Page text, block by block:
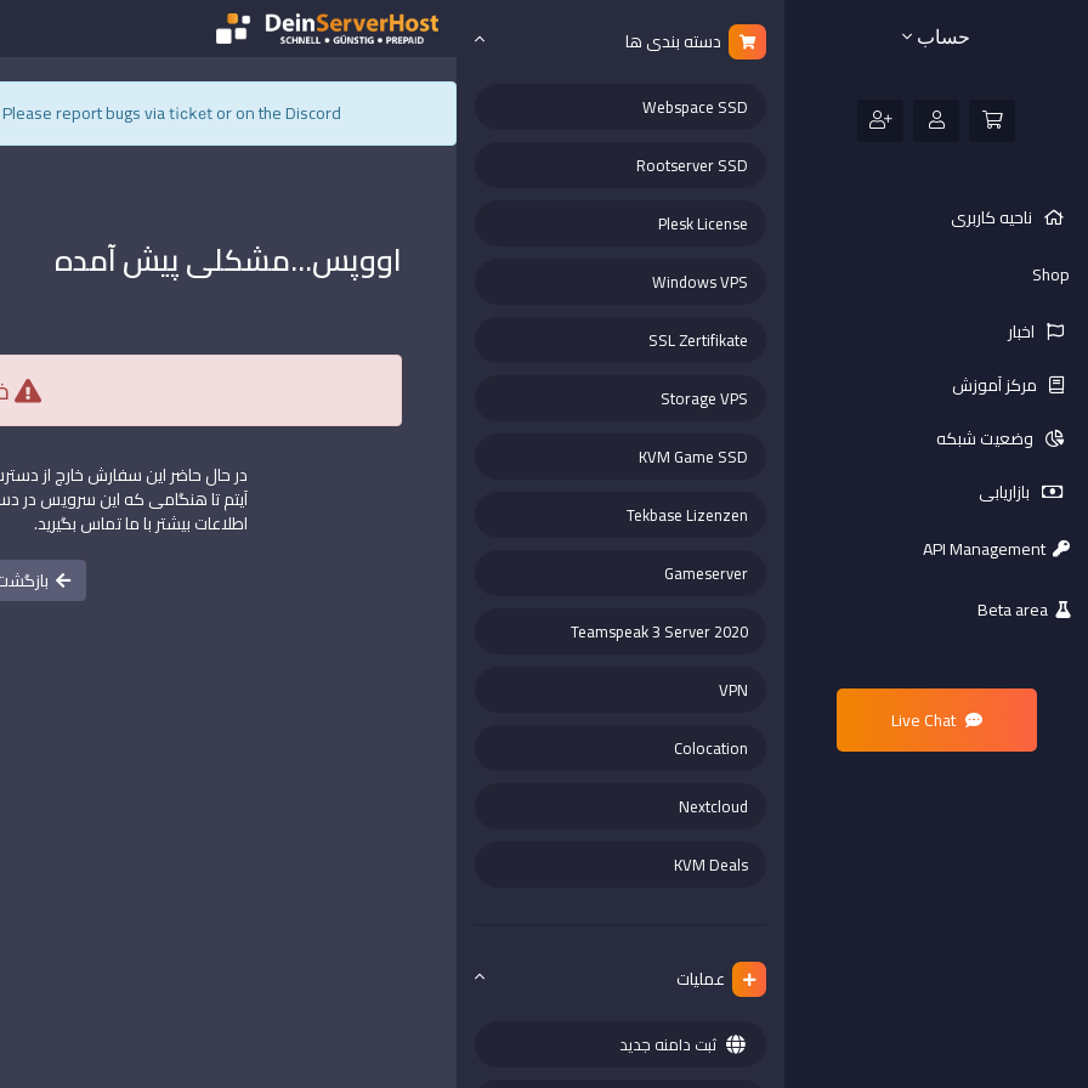
حساب
ناحیه کاربری
Shop
اخبار
مرکز آموزش
وضعیت شبکه
بازاریابی
API Management
Live Chat
دسته بندی ها
Webspace SSD
Rootserver SSD
Plesk License
Windows VPS
SSL Zertifikate
Storage VPS
KVM Game SSD
Tekbase Lizenzen
Gameserver
Teamspeak 3 Server 2020
VPN
Colocation
Nextcloud
KVM Deals
عملیات
ثبت دامنه جدید
report bugs viaticket or on the Discord.
اووپس...مشکلی پیش آمده
در حال حاضر این سفارش خارج از
آیتم تا هنگامی که این سرویس در
اطلاعات بیشتر با ما تماس بگیرید.